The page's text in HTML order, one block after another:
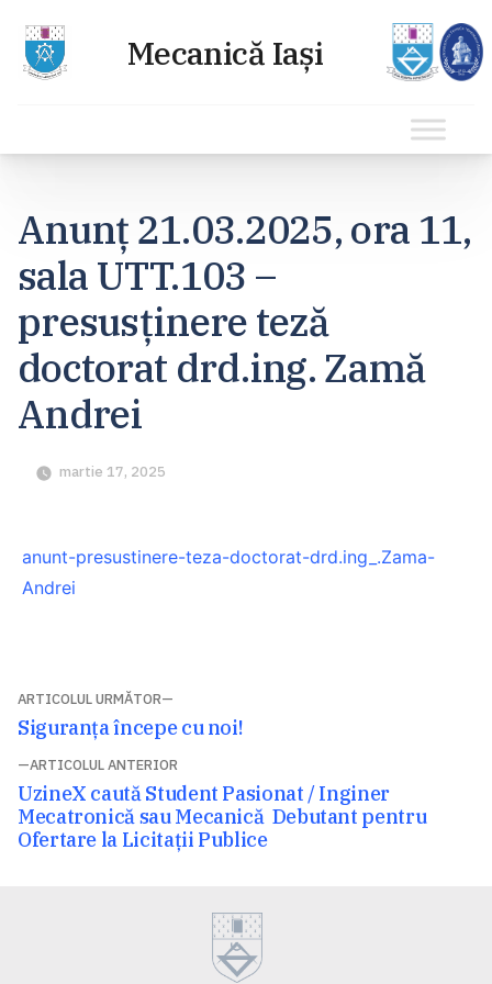
conținut
Anunț 21.03.2025, ora 11,
sala UTT.103 –
presusținere teză
doctorat drd.ing. Zamă
Andrei
martie 17, 2025
anunt-presustinere-teza-doctorat-drd.ing_.Zama-
Andrei
Navigare
în
articole
ARTICOLUL ANTERIOR
Articolul
anterior:
UzineX caută Student Pasionat / Inginer
Mecatronică sau Mecanică Debutant pentru
Ofertare la Licitații Publice
ARTICOLUL URMĂTOR
Articolul
Siguranța începe cu noi!